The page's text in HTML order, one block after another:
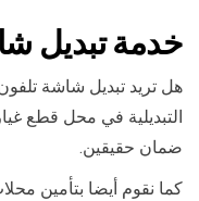
خدمة تبديل
هل تريد تبديل شاشة
التبديلية في محل قطع
ضمان حقيقين.
كما نقوم أيضا بتأمين